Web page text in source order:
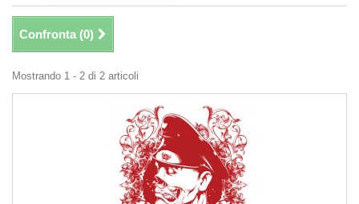
Confronta (0)
Mostrando 1 - 2 di 2 articoli